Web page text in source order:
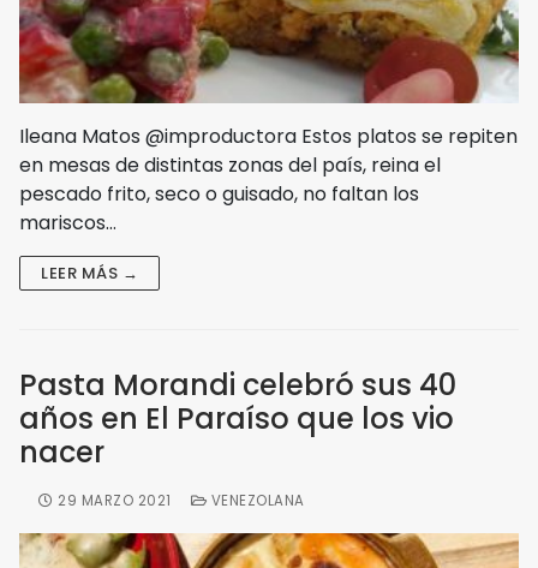
Ileana Matos @improductora Estos platos se repiten
en mesas de distintas zonas del país, reina el
pescado frito, seco o guisado, no faltan los
mariscos…
LEER MÁS →
Pasta Morandi celebró sus 40
años en El Paraíso que los vio
nacer
29 MARZO 2021 VENEZOLANA